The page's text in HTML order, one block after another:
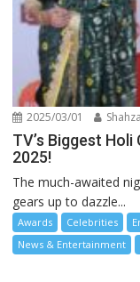
2025/03/01
TV’s Biggest
2025!
The much-awaited
gears up to dazzle...
Awards Celebrities
News & Entertainment